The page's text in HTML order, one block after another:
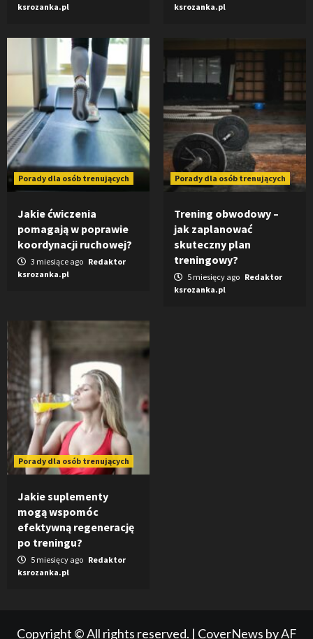
ksrozanka.pl
ksrozanka.pl
Porady dla osób trenujących
Jakie ćwiczenia
pomagają w poprawie
koordynacji ruchowej?
3 miesiące ago Redaktor
ksrozanka.pl
Porady dla osób trenujących
Trening obwodowy –
jak zaplanować
skuteczny plan
treningowy?
5 miesięcy ago Redaktor
ksrozanka.pl
Porady dla osób trenujących
Jakie suplementy
mogą wspomóc
efektywną regenerację
po treningu?
5 miesięcy ago Redaktor
ksrozanka.pl
Copyright © All rights reserved. | CoverNews by AF